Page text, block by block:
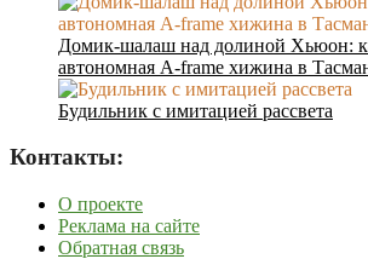
Домик-шалаш над долиной Хьюон:
автономная A-frame хижина в
Будильник с имитацией рассвета
Контакты:
О проекте
Реклама на сайте
Обратная связь